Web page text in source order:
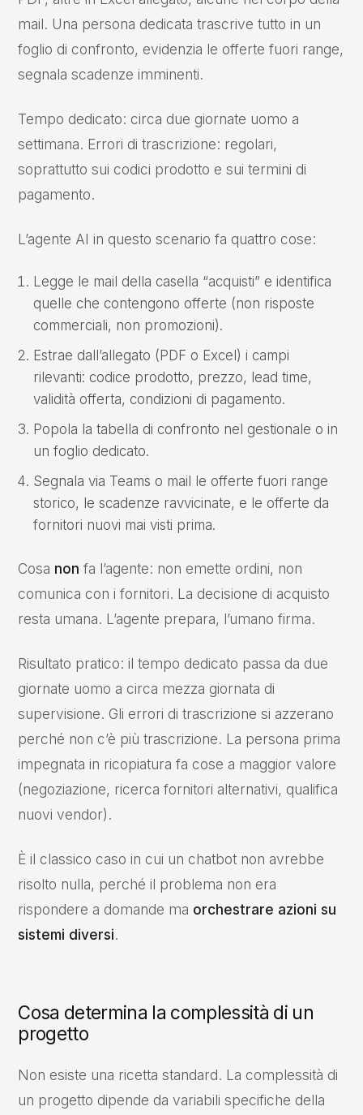
mail. Una persona dedicata trascrive tutto in un
foglio di confronto, evidenzia le offerte fuori range,
segnala scadenze imminenti.
Tempo dedicato: circa due giornate uomo a
settimana. Errori di trascrizione: regolari,
soprattutto sui codici prodotto e sui termini di
pagamento.
L’agente AI in questo scenario fa quattro cose:
Legge le mail della casella “acquisti” e identifica
quelle che contengono offerte (non risposte
commerciali, non promozioni).
Estrae dall’allegato (PDF o Excel) i campi
rilevanti: codice prodotto, prezzo, lead time,
validità offerta, condizioni di pagamento.
Popola la tabella di confronto nel gestionale o in
un foglio dedicato.
Segnala via Teams o mail le offerte fuori range
storico, le scadenze ravvicinate, e le offerte da
fornitori nuovi mai visti prima.
Cosa non fa l’agente: non emette ordini, non
comunica con i fornitori. La decisione di acquisto
resta umana. L’agente prepara, l’umano firma.
Risultato pratico: il tempo dedicato passa da due
giornate uomo a circa mezza giornata di
supervisione. Gli errori di trascrizione si azzerano
perché non c’è più trascrizione. La persona prima
impegnata in ricopiatura fa cose a maggior valore
(negoziazione, ricerca fornitori alternativi, qualifica
nuovi vendor).
È il classico caso in cui un chatbot non avrebbe
risolto nulla, perché il problema non era
rispondere a domande ma orchestrare azioni su
sistemi diversi.
Cosa determina la complessità di un
progetto
Non esiste una ricetta standard. La complessità di
un progetto dipende da variabili specifiche della